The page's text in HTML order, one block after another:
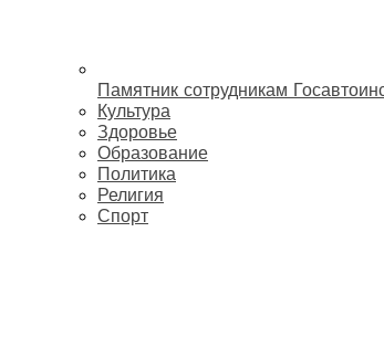
Памятник сотрудникам
Культура
Здоровье
Образование
Политика
Религия
Спорт